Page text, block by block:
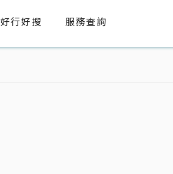
好行好搜 服務查詢